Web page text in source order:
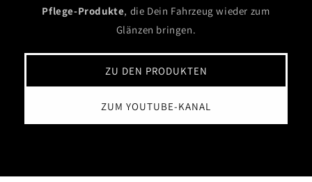
Pflege-Produkte, die Dein Fahrzeug wieder zum
Glänzen bringen.
ZU DEN PRODUKTEN
ZUM YOUTUBE-KANAL